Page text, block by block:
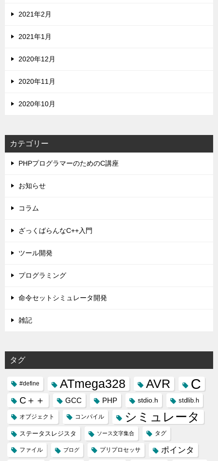
2021年2月
2021年1月
2020年12月
2020年11月
2020年10月
カテゴリー
PHPプログラマーのためのC講座
お知らせ
コラム
ざっくばらんなC++入門
ツール開発
プログラミング
命令セットシミュレータ開発
雑記
タグ
#define ATmega328 AVR C
C＋＋ GCC PHP stdio.h stdlib.h
オブジェクト コンパイル シミュレータ
ステータスレジスタ ソース文字集合 タグ
ファイル ブログ プリプロセッサ ポインタ